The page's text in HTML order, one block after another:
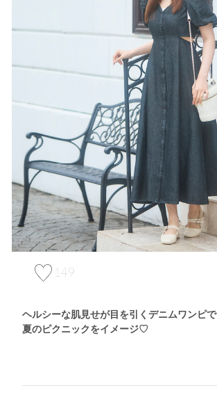
149
ヘルシーな肌見せが目を引くデニムワンピで
夏のピクニックをイメージ♡